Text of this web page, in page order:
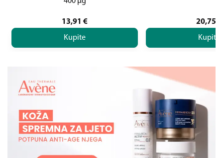
13,91 €
Kupite
20,75
Kupite